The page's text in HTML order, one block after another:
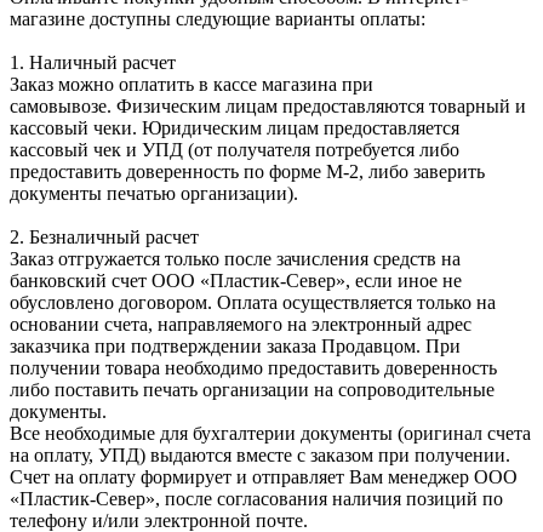
магазине доступны следующие варианты оплаты:
1. Наличный расчет
Заказ можно оплатить в кассе магазина при
самовывозе. Физическим лицам предоставляются товарный и
кассовый чеки. Юридическим лицам предоставляется
кассовый чек и УПД (от получателя потребуется либо
предоставить доверенность по форме М-2, либо заверить
документы печатью организации).
2. Безналичный расчет
Заказ отгружается только после зачисления средств на
банковский счет ООО «Пластик-Север», если иное не
обусловлено договором. Оплата осуществляется только на
основании счета, направляемого на электронный адрес
заказчика при подтверждении заказа Продавцом. При
получении товара необходимо предоставить доверенность
либо поставить печать организации на сопроводительные
документы.
Все необходимые для бухгалтерии документы (оригинал счета
на оплату, УПД) выдаются вместе с заказом при получении.
Счет на оплату формирует и отправляет Вам менеджер ООО
«Пластик-Север», после согласования наличия позиций по
телефону и/или электронной почте.